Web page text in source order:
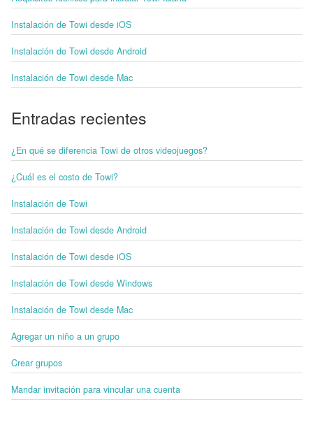
Instalación de Towi desde iOS
Instalación de Towi desde Android
Instalación de Towi desde Mac
Entradas recientes
¿En qué se diferencia Towi de otros videojuegos?
¿Cuál es el costo de Towi?
Instalación de Towi
Instalación de Towi desde Android
Instalación de Towi desde iOS
Instalación de Towi desde Windows
Instalación de Towi desde Mac
Agregar un niño a un grupo
Crear grupos
Mandar invitación para vincular una cuenta